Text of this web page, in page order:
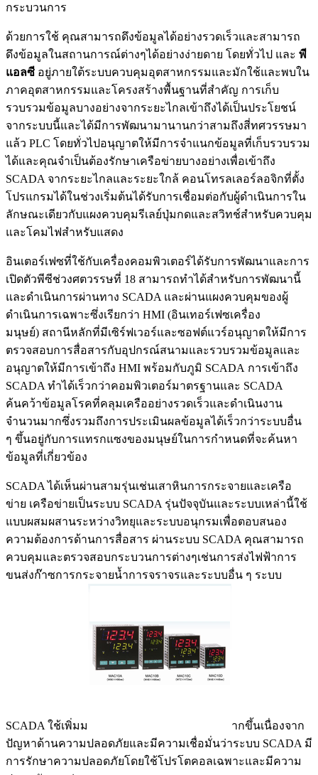
กระบวนการ
ด้วยการใช้ คุณสามารถดึงข้อมูลได้อย่างรวดเร็วและสามารถ
ดึงข้อมูลในสถานการณ์ต่างๆได้อย่างง่ายดาย โดยทั่วไป และ พี
แอลซี อยู่ภายใต้ระบบควบคุมอุตสาหกรรมและมักใช้และพบใน
ภาคอุตสาหกรรมและโครงสร้างพื้นฐานที่สำคัญ การเก็บ
รวบรวมข้อมูลบางอย่างจากระยะไกลเข้าถึงได้เป็นประโยชน์
จากระบบนี้และได้มีการพัฒนามานานกว่าสามถึงสี่ทศวรรษมา
แล้ว PLC โดยทั่วไปอนุญาตให้มีการจำแนกข้อมูลที่เก็บรวบรวม
ได้และคุณจำเป็นต้องรักษาเครือข่ายบางอย่างเพื่อเข้าถึง
SCADA จากระยะไกลและระยะใกล้ คอนโทรลเลอร์ลอจิกที่ตั้ง
โปรแกรมได้ในช่วงเริ่มต้นได้รับการเชื่อมต่อกับผู้ดำเนินการใน
ลักษณะเดียวกับแผงควบคุมรีเลย์ปุ่มกดและสวิทช์สำหรับควบคุม
และโคมไฟสำหรับแสดง
อินเตอร์เฟซที่ใช้กับเครื่องคอมพิวเตอร์ได้รับการพัฒนาและการ
เปิดตัวพีซีช่วงศตวรรษที่ 18 สามารถทำได้สำหรับการพัฒนานี้
และดำเนินการผ่านทาง SCADA และผ่านแผงควบคุมของผู้
ดำเนินการเฉพาะซึ่งเรียกว่า HMI (อินเทอร์เฟซเครื่อง
มนุษย์) สถานีหลักที่มีเซิร์ฟเวอร์และซอฟต์แวร์อนุญาตให้มีการ
ตรวจสอบการสื่อสารกับอุปกรณ์สนามและรวบรวมข้อมูลและ
อนุญาตให้มีการเข้าถึง HMI พร้อมกับภูมิ SCADA การเข้าถึง
SCADA ทำได้เร็วกว่าคอมพิวเตอร์มาตรฐานและ SCADA
ค้นคว้าข้อมูลโรคที่คลุมเครืออย่างรวดเร็วและดำเนินงาน
จำนวนมากซึ่งรวมถึงการประเมินผลข้อมูลได้เร็วกว่าระบบอื่น
ๆ ขึ้นอยู่กับการแทรกแซงของมนุษย์ในการกำหนดที่จะค้นหา
ข้อมูลที่เกี่ยวข้อง
SCADA ได้เห็นผ่านสามรุ่นเช่นเสาหินการกระจายและเครือ
ข่าย เครือข่ายเป็นระบบ SCADA รุ่นปัจจุบันและระบบเหล่านี้ใช้
แบบผสมผสานระหว่างวิทยุและระบบอนุกรมเพื่อตอบสนอง
ความต้องการด้านการสื่อสาร ผ่านระบบ SCADA คุณสามารถ
ควบคุมและตรวจสอบกระบวนการต่างๆเช่นการส่งไฟฟ้าการ
ขนส่งก๊าซการกระจายน้ำการจราจรและระบบอื่น ๆ ระบบ
SCADA ใช้เพิ่มม
ากขึ้นเนื่องจาก
ปัญหาด้านความปลอดภัยและมีความเชื่อมั่นว่าระบบ SCADA มี
การรักษาความปลอดภัยโดยใช้โปรโตคอลเฉพาะและมีความ